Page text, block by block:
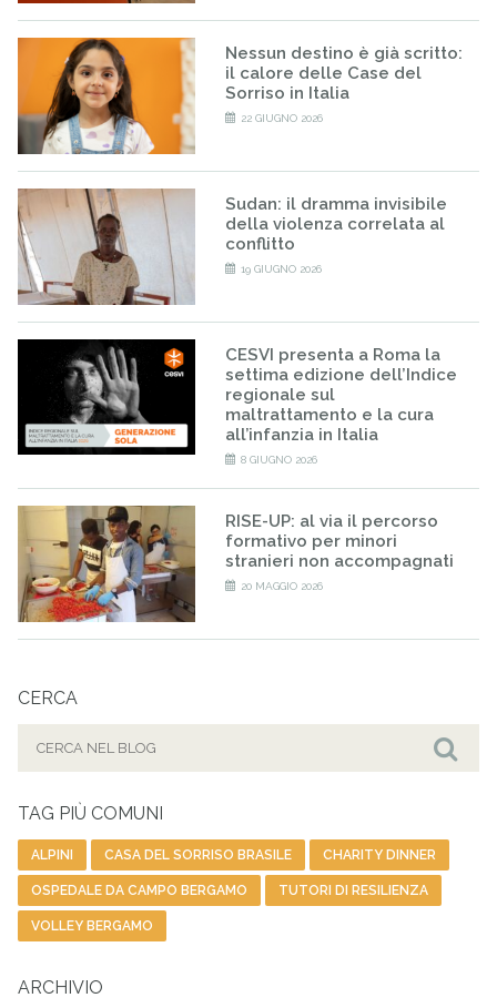
Nessun destino è già scritto:
il calore delle Case del
Sorriso in Italia
22 GIUGNO 2026
Sudan: il dramma invisibile
della violenza correlata al
conflitto
19 GIUGNO 2026
CESVI presenta a Roma la
settima edizione dell’Indice
regionale sul
maltrattamento e la cura
all’infanzia in Italia
8 GIUGNO 2026
RISE-UP: al via il percorso
formativo per minori
stranieri non accompagnati
20 MAGGIO 2026
CERCA
TAG PIÙ COMUNI
ALPINI CASA DEL SORRISO BRASILE CHARITY DINNER
OSPEDALE DA CAMPO BERGAMO TUTORI DI RESILIENZA
VOLLEY BERGAMO
ARCHIVIO